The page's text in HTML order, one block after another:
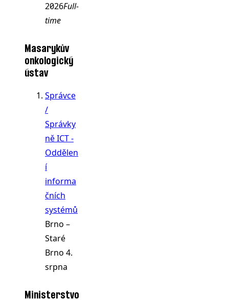
2026Full-
time
Masarykův
onkologický
ústav
Správce
/
Správky
ně ICT -
Oddělen
í
informa
čních
systémů
Brno –
Staré
Brno 4.
srpna
Ministerstvo